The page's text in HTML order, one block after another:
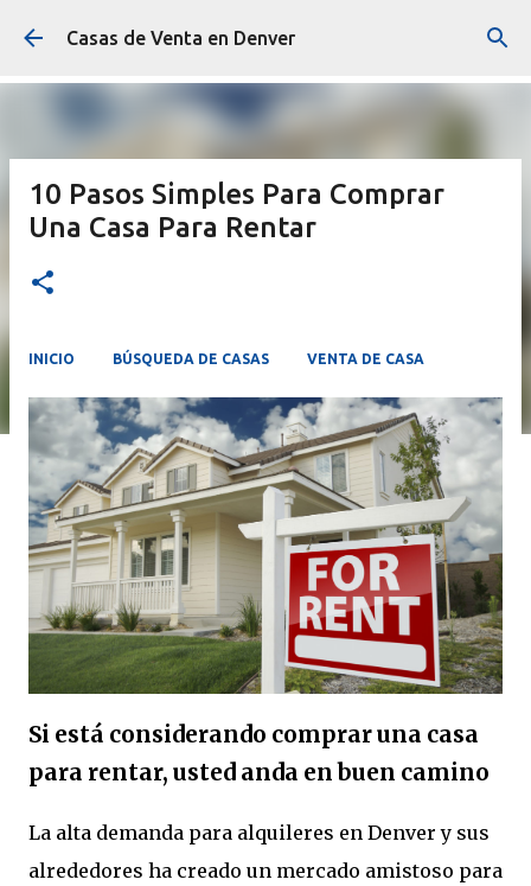
Ir al contenido principal
Casas de Venta en Denver
10 Pasos Simples Para Comprar
Una Casa Para Rentar
INICIO BÚSQUEDA DE CASAS VENTA DE CASA
Si está considerando comprar una casa
para rentar, usted anda en buen camino
La alta demanda para alquileres en Denver y sus
alrededores ha creado un mercado amistoso para